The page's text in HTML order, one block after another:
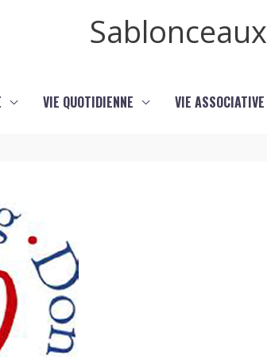
Sablonceaux
VIE QUOTIDIENNE VIE ASSOCIATIVE